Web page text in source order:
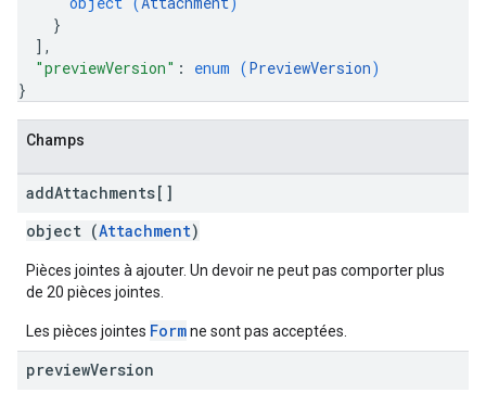
}
] ,
"previewVersion" : enum (PreviewVersion)
}
Champs
addAttachments[]
object (Attachment)
Pièces jointes à ajouter. Un devoir ne peut pas comporter plus
de 20 pièces jointes.
Les pièces jointes Formne sont pas acceptées.
previewVersion